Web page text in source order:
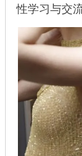
性学习与交流